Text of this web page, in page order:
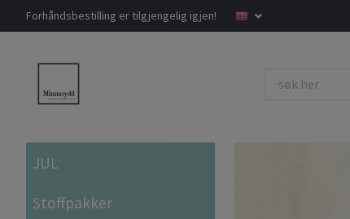
Forhåndsbestilling er tilgjengelig igjen!
JUL
Stoffpakker